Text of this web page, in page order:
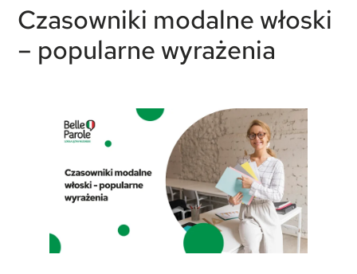
Czasowniki modalne włoski
– popularne wyrażenia